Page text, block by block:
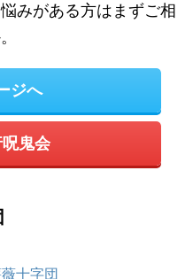
みがある方はまずご相
ジへ
鬼会